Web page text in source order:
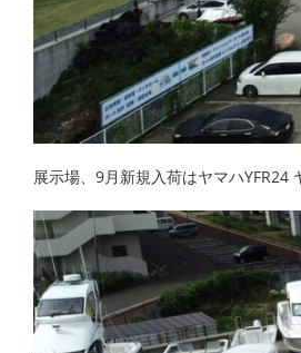
展示場、9月新規入荷はヤマハYFR24